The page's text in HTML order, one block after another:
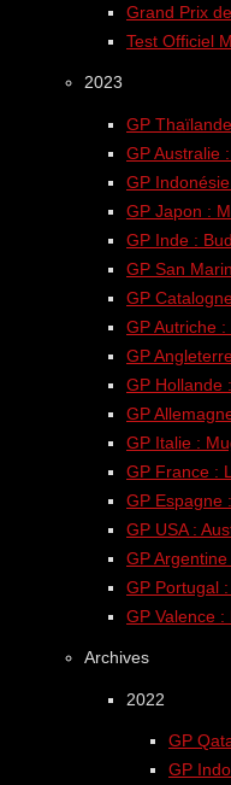
Grand Prix
Test Officiel
2023
GP
GP Australie
GP
GP Japon :
GP Inde :
GP San
GP
GP Autriche
GP
GP Hollande
GP
GP Italie :
GP France :
GP Espagne
GP USA :
GP
GP Portugal
GP Valence :
Archives
2022
GP
GP